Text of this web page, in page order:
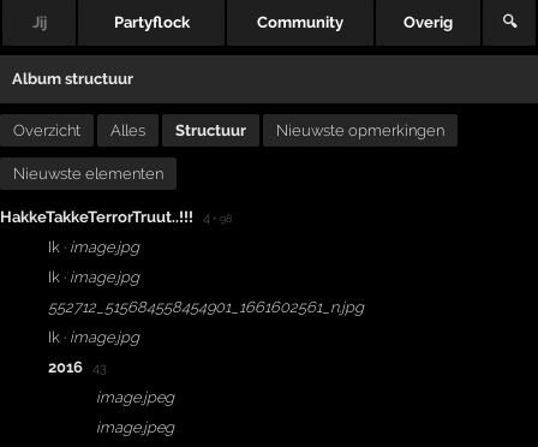
Jij Partyflock Community Overig 🔍
Album structuur
Overzicht Alles Structuur Nieuwste opmerkingen
Nieuwste elementen
HakkeTakkeTerrorTruut..!!! · 4 + 98
Ik · image.jpg
Ik · image.jpg
552712_515684558454901_1661602561_n.jpg
Ik · image.jpg
2016
· 43
image.jpeg
image.jpeg